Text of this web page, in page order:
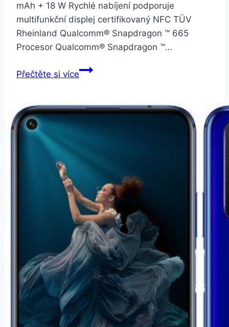
mAh + 18 W Rychlé nabíjení podporuje
multifunkční displej certifikovaný NFC TÜV
Rheinland Qualcomm® Snapdragon ™ 665
Procesor Qualcomm® Snapdragon ™…
Přečtěte si víceXiaomi
8T
32
(25932)